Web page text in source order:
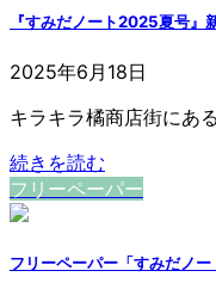
『すみだノート2025夏号』
2025年6月18日
キラキラ橘商店街にあ
続きを読む
フリーペーパー
フリーペーパー「すみだノ